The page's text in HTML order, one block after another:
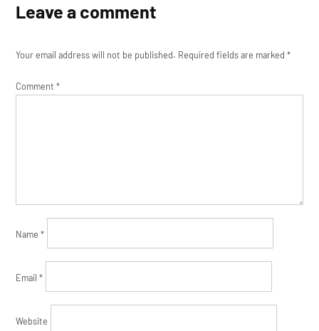
Leave a comment
Your email address will not be published. Required fields are marked*
Comment*
Name*
Email*
Website